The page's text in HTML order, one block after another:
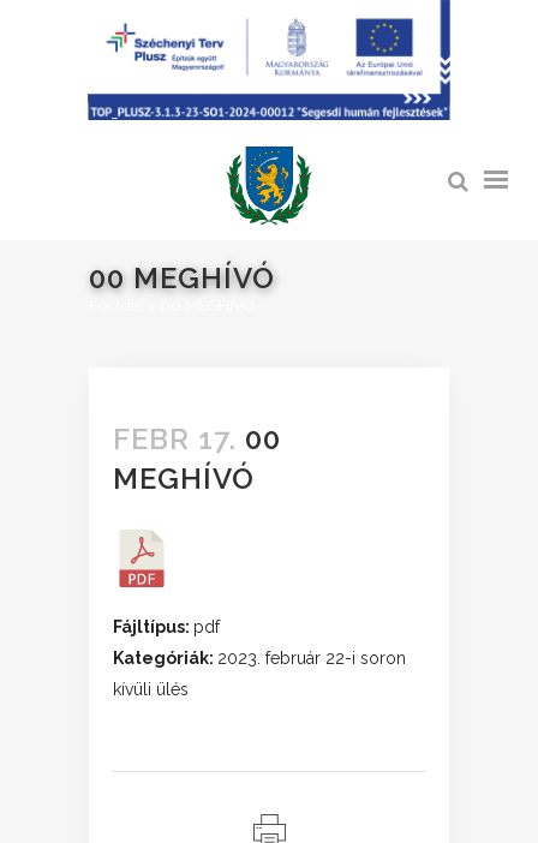
00 MEGHÍVÓ
FEBR 17. 00
MEGHÍVÓ
Fájltípus: pdf
Kategóriák: 2023. február 22-i soron
kívüli ülés